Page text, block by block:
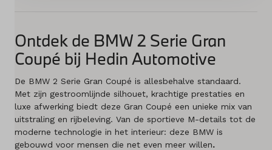
Mijn account
Vacatures
Vergelijken
Vestigingen
Ontdek de BMW 2 Serie Gran
Coupé bij Hedin Automotive
De BMW 2 Serie Gran Coupé is allesbehalve standaard.
Met zijn gestroomlijnde silhouet, krachtige prestaties en
luxe afwerking biedt deze Gran Coupé een unieke mix van
uitstraling en rijbeleving. Van de sportieve M-details tot de
moderne technologie in het interieur: deze BMW is
gebouwd voor mensen die net even meer willen.